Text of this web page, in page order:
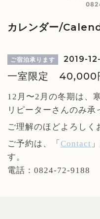
カレンダー/
ご宿泊承ります 2019-
一室限定 40,000
12月〜2月の冬期は、
リピーターさんのみ承
ご理解のほどよろしく
ご予約は、「 Contact 」
す。
電話：0824-72-9188